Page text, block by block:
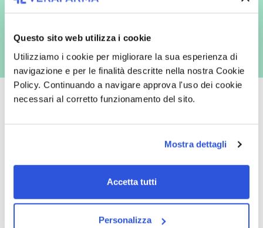
Questo sito web utilizza i cookie
Utilizziamo i cookie per migliorare la sua esperienza di
navigazione e per le finalità descritte nella nostra Cookie
Policy. Continuando a navigare approva l'uso dei cookie
necessari al corretto funzionamento del sito.
Mostra dettagli
Accetta tutti
Personalizza
con inviti e comunicazioni commerciali - e modalità tradizionali, quali ad
es. posta cartacea)
Catalogo prodotti ampio e completo
Con un acquisto minimo di 29.90 €
Spedizioni in tutta Europa a 20€.